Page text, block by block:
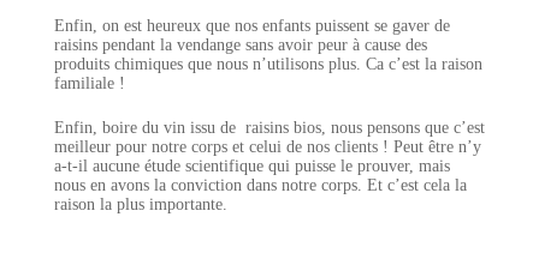
Enfin, on est heureux que nos enfants puissent se gaver de
raisins pendant la vendange sans avoir peur à cause des
produits chimiques que nous n’utilisons plus. Ca c’est la raison
familiale !
Enfin, boire du vin issu de raisins bios, nous pensons que c’est
meilleur pour notre corps et celui de nos clients ! Peut être n’y
a-t-il aucune étude scientifique qui puisse le prouver, mais
nous en avons la conviction dans notre corps. Et c’est cela la
raison la plus importante.